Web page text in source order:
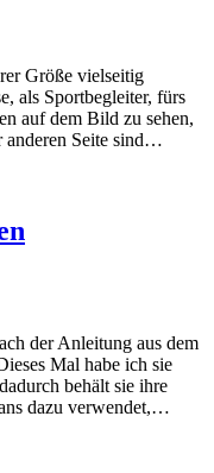
Größe vielseitig
als Sportbegleiter, fürs
auf dem Bild zu sehen,
anderen Seite sind…
der Anleitung aus dem
Mal habe ich sie
behält sie ihre
dazu verwendet,…